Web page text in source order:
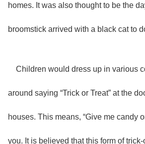
homes. It was also thought to be the
broomstick arrived with a black cat to
Children would dress up in various
around saying “Trick or Treat” at the
houses. This means, “Give me candy
you. It is believed that this form of trick-